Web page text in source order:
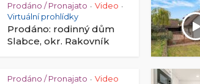
Prodáno / Pronajato • Video •
Virtuální prohlídky
Prodáno: rodinný dům
Slabce, okr. Rakovník
Prodáno / Pronajato • Video